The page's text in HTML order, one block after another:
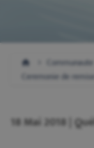
Communaute
Ceremonie de
18 Mai 2018 |